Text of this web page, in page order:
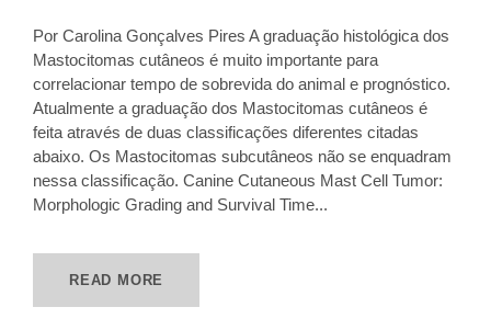
Por Carolina Gonçalves Pires A graduação histológica dos
Mastocitomas cutâneos é muito importante para
correlacionar tempo de sobrevida do animal e prognóstico.
Atualmente a graduação dos Mastocitomas cutâneos é
feita através de duas classificações diferentes citadas
abaixo. Os Mastocitomas subcutâneos não se enquadram
nessa classificação. Canine Cutaneous Mast Cell Tumor:
Morphologic Grading and Survival Time...
READ MORE